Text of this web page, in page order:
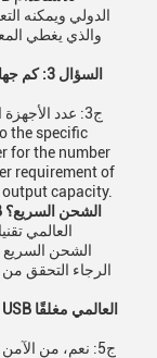
السؤال
ج3: عدد
for the number
requirement of
capacity.
السؤال 4: هل يدعم محول الكهرباء العالمي USB الشحن السريع؟
الشحن السريع
ج5: نعم، من